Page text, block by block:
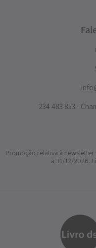
234 483 853 -
Promoção relativa à
a 31/12/2026.